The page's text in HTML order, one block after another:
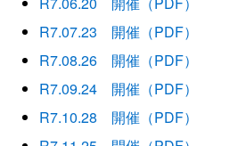
R7.07.23 開催 （PDF）
R7.08.26 開催 （PDF）
R7.09.24 開催 （PDF）
R7.10.28 開催 （PDF）